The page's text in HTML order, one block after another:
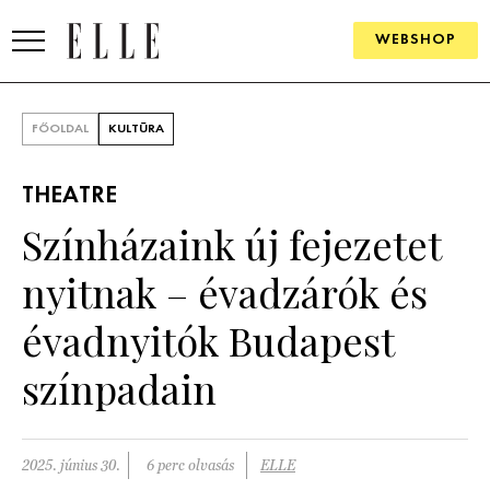
WEBSHOP
SZÉPSÉG
KULTÚRA
PSZICHÉ
PÁRKAPCSOLAT
FŐOLDAL KULTÚRA
THEATRE
Színházaink új fejezetet
nyitnak – évadzárók és
évadnyitók Budapest
színpadain
2025. június 30. 6 perc olvasás ELLE